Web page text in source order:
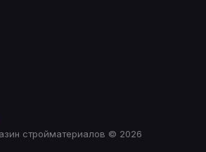
стройматериалов © 2026